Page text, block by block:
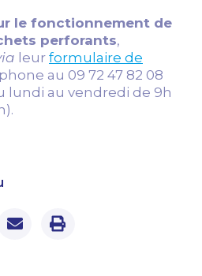
le fonctionnement de
perforants,
leur formulaire de
au 09 72 47 82 08
lundi au vendredi de 9h